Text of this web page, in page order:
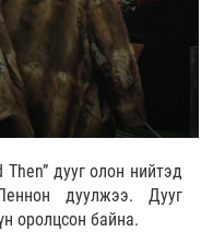
Then” дууг олон нийтэд
дуулжээ. Дууг
оролцсон байна.